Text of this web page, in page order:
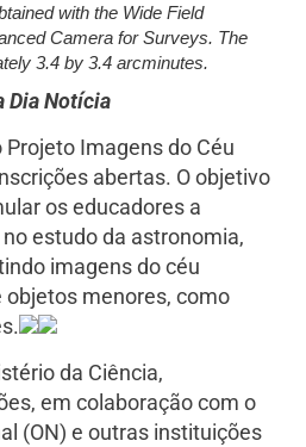
with the Wide Field
Camera for Surveys. The
3.4 by 3.4 arcminutes.
Dia Notícia
Imagens do Céu
abertas. O objetivo
os educadores a
estudo da astronomia,
imagens do céu
objetos menores, como
da Ciência,
em colaboração com o
(ON) e outras instituições